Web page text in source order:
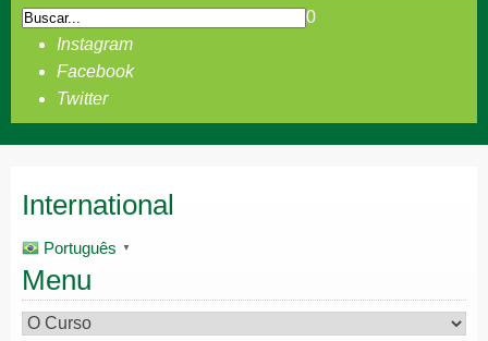
Legislação
0
Instagram
Facebook
Twitter
International
Português ▼
Menu